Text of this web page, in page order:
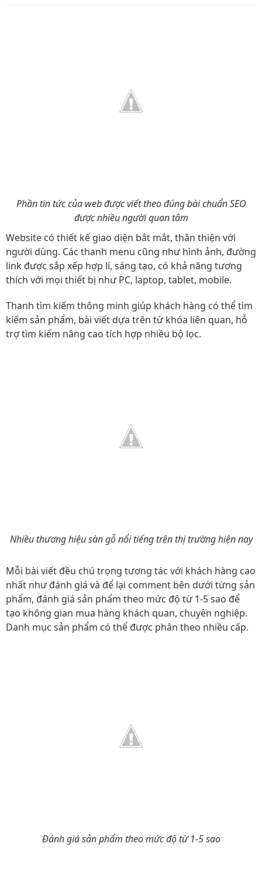
Phần tin tức của web được viết theo đúng bài chuẩn SEO
được nhiều người quan tâm
Website có thiết kế giao diện bắt mắt, thân thiện với
người dùng. Các thanh menu cũng như hình ảnh, đường
link được sắp xếp hợp lí, sáng tạo, có khả năng tương
thích với mọi thiết bị như PC, laptop, tablet, mobile.
Thanh tìm kiếm thông minh giúp khách hàng có thể tìm
kiếm sản phẩm, bài viết dựa trên từ khóa liên quan, hỗ
trợ tìm kiếm nâng cao tích hợp nhiều bộ lọc.
Nhiều thương hiệu sàn gỗ nổi tiếng trên thị trường hiện nay
Mỗi bài viết đều chú trọng tương tác với khách hàng cao
nhất như đánh giá và để lại comment bên dưới từng sản
phẩm, đánh giá sản phẩm theo mức độ từ 1-5 sao để
tạo không gian mua hàng khách quan, chuyên nghiệp.
Danh mục sản phẩm có thể được phân theo nhiều cấp.
Đánh giá sản phẩm theo mức độ từ 1-5 sao